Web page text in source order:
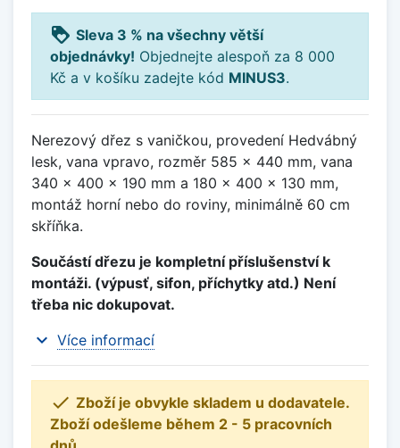
loyalty Sleva 3 % na všechny větší
objednávky! Objednejte alespoň za 8 000
Kč a v košíku zadejte kód MINUS3.
Nerezový dřez s vaničkou, provedení Hedvábný
lesk, vana vpravo, rozměr 585 x 440 mm, vana
340 x 400 x 190 mm a 180 x 400 x 130 mm,
montáž horní nebo do roviny, minimálně 60 cm
skříňka.
Součástí dřezu je kompletní příslušenství k
montáži. (výpusť, sifon, příchytky atd.) Není
třeba nic dokupovat.
expand_more Více informací
 Zboží je obvykle skladem u dodavatele.
Zboží odešleme během 2 - 5 pracovních